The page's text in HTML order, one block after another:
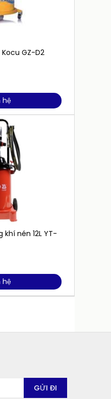
GZ-D2
hệ
nén 12L YT-
hệ